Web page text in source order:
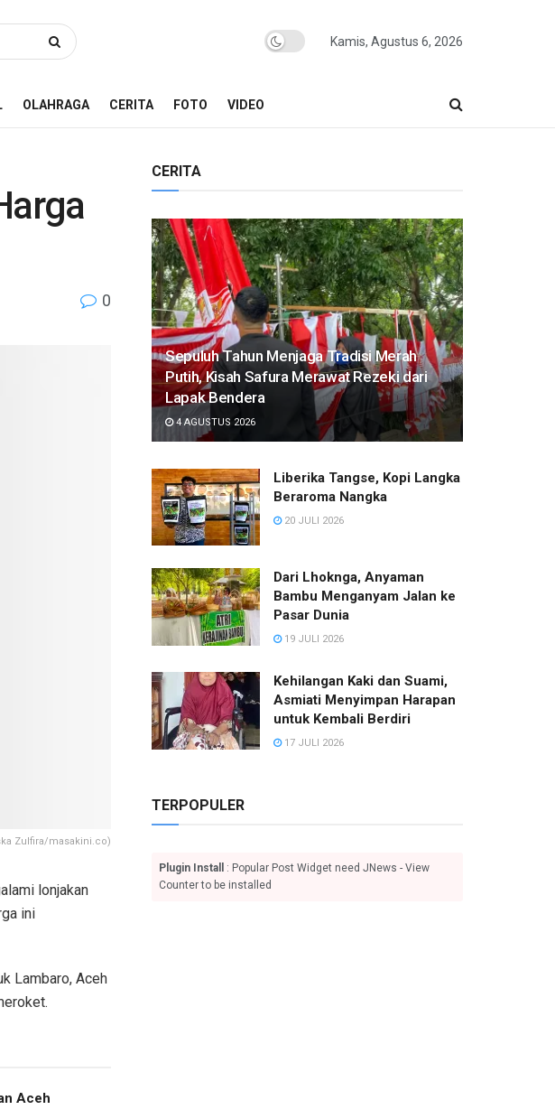
Kamis, Agustus 6, 2026
OLAHRAGA CERITA FOTO VIDEO
0
Zulfira/masakini.co)
lonjakan
ini
Lambaro, Aceh
Aceh
CERITA
Sepuluh Tahun Menjaga Tradisi Merah
Putih, Kisah Safura Merawat Rezeki dari
Lapak Bendera
4 AGUSTUS 2026
Liberika Tangse, Kopi Langka
Beraroma Nangka
20 JULI 2026
Dari Lhoknga, Anyaman
Bambu Menganyam Jalan ke
Pasar Dunia
19 JULI 2026
Kehilangan Kaki dan Suami,
Asmiati Menyimpan Harapan
untuk Kembali Berdiri
17 JULI 2026
TERPOPULER
Plugin Install
: Popular Post Widget need JNews - View
Counter to be installed